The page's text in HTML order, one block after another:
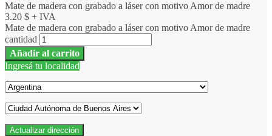
Mate de madera con grabado a láser con motivo Amor de madre
3.20 $ + IVA
Mate de madera con grabado a láser con motivo Amor de madre
cantidad
Añadir al carrito
Ingresá tu localidad
Actualizar dirección